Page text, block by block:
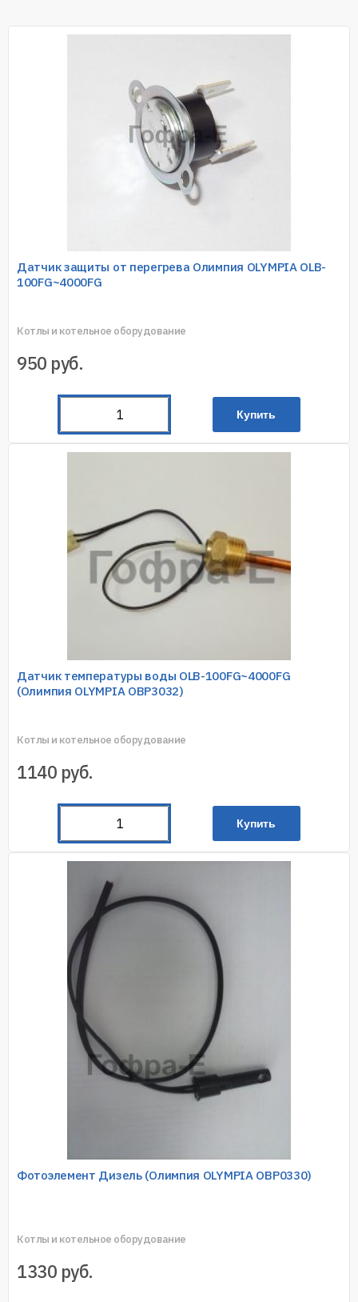
Датчик защиты от перегрева Олимпия OLYMPIA OLB-
100FG~4000FG
Котлы и котельное оборудование
950 руб.
Купить
Датчик температуры воды OLB-100FG~4000FG
(Олимпия OLYMPIA OBP3032)
Котлы и котельное оборудование
1140 руб.
Купить
Фотоэлемент Дизель (Олимпия OLYMPIA OBP0330)
Котлы и котельное оборудование
1330 руб.